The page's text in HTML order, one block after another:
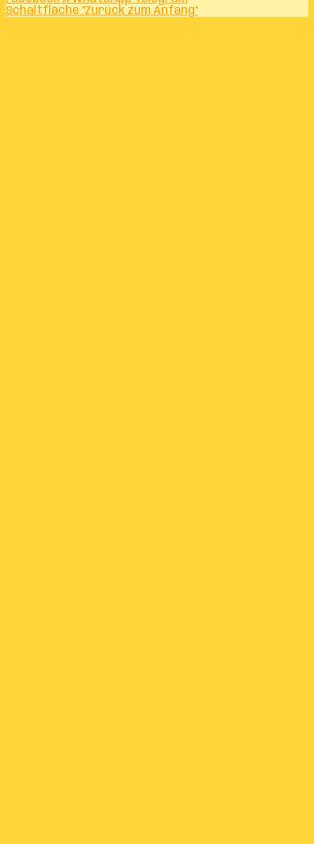
Schaltfläche "Zurück zum Anfang"